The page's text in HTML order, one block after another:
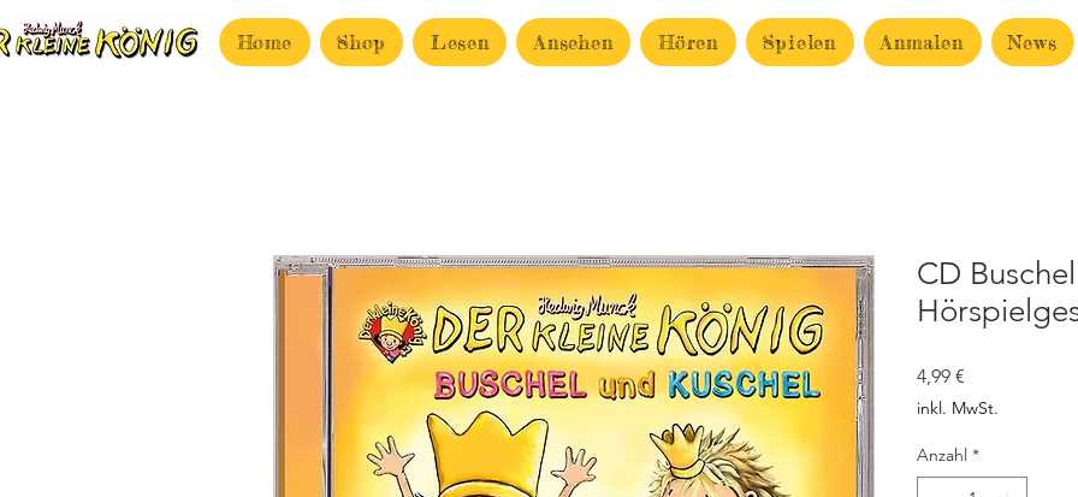
Home Shop Lesen Ansehen Hören Spielen Anmalen News
CD
4,99 €
inkl. MwSt.
Anzahl *